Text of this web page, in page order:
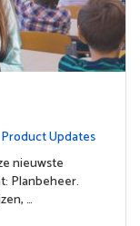
Product Updates
nieuwste
Planbeheer.
…